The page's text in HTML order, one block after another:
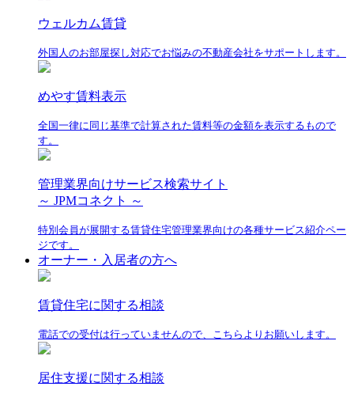
ウェルカム賃貸
外国人のお部屋探し対応でお悩みの不動産会社をサポートします。
めやす賃料表示
全国一律に同じ基準で計算された賃料等の金額を表示するもので
す。
管理業界向けサービス検索サイト
～ JPMコネクト ～
特別会員が展開する賃貸住宅管理業界向けの各種サービス紹介ペー
ジです。
オーナー・入居者の方へ
賃貸住宅に関する相談
電話での受付は行っていませんので、こちらよりお願いします。
居住支援に関する相談